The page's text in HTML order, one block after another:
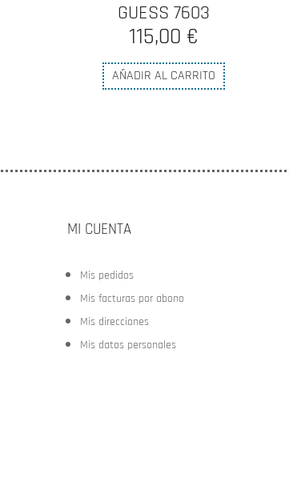
GUESS 7603
115,00 €
AÑADIR AL CARRITO
MI CUENTA
Mis pedidos
Mis facturas por abono
Mis direcciones
Mis datos personales